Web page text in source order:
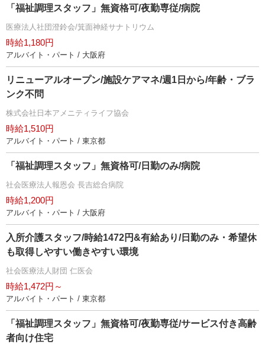
「福祉調理スタッフ」無資格可/夜勤専従/病院
医療法人社団澄鈴会/箕面神経サナトリウム
時給1,180円
アルバイト・パート / 大阪府
リニューアルオープン/施設ケアマネ/週1日から/年齢・ブラ
ンク不問
株式会社日本アメニティライフ協会
時給1,510円
アルバイト・パート / 東京都
「福祉調理スタッフ」無資格可/日勤のみ/病院
社会医療法人報恩会 長吉総合病院
時給1,200円
アルバイト・パート / 大阪府
入所介護スタッフ/時給1472円&有給あり/日勤のみ・希望休
も取得しやすい働きやすい環境
社会医療法人財団 仁医会
時給1,472円～
アルバイト・パート / 東京都
「福祉調理スタッフ」無資格可/夜勤専従/サービス付き高齢
者向け住宅